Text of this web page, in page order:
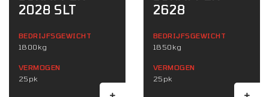
2028 SLT
BEDRIJFSGEWICHT
1800kg
VERMOGEN
25pk
2628
BEDRIJFSGEWICHT
1850kg
VERMOGEN
25pk